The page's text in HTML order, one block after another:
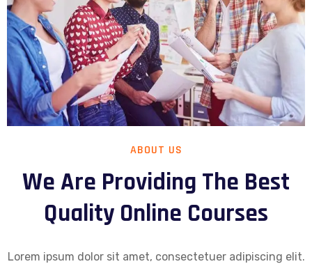
ABOUT US
We Are Providing The Best
Quality Online Courses
Lorem ipsum dolor sit amet, consectetuer adipiscing elit.